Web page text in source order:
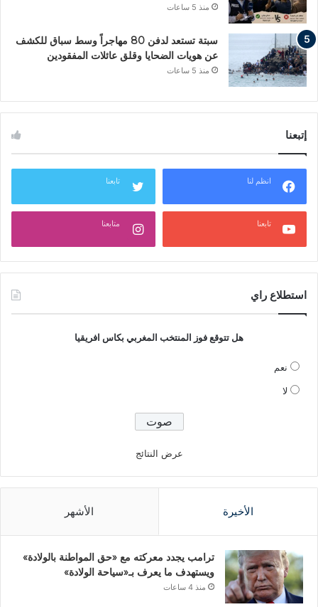
منذ 5 ساعات
سبتة تستعد لدفن 80 مهاجراً وسط سباق للكشف
عن هويات الضحايا وقلق عائلات المفقودين
منذ 5 ساعات
إتبعنا
انظم لنا تابعنا
تابعنا متابعنا
استطلاع راي
هل تتوقع فوز المنتخب المغربي بكاس افريقيا
نعم
لا
عرض النتائج
الأخيرة الأشهر
ترامب يجدد معركته مع «حق المواطنة بالولادة»
ويستهدف ما يعرف بـ«سياحة الولادة»
منذ 4 ساعات